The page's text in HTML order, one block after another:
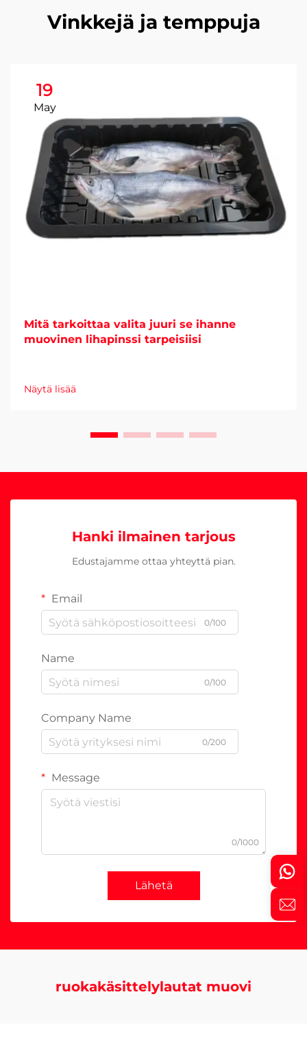
Vinkkejä ja temppuja
19
May
Mitä tarkoittaa valita juuri se ihanne
muovinen lihapinssi tarpeisiisi
Näytä lisää
Hanki ilmainen tarjous
Edustajamme ottaa yhteyttä pian.
Email
0/100
Name
0/100
Company Name
0/200
Message
0/1000
Lähetä
ruokakäsittelylautat muovi